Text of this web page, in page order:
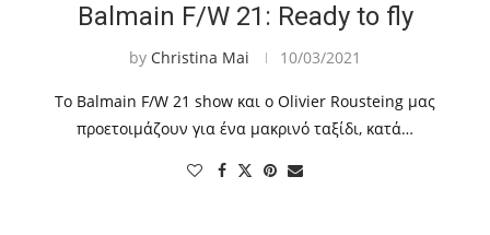
Balmain F/W 21: Ready to fly
by Christina Mai 10/03/2021
Το Balmain F/W 21 show και ο Olivier Rousteing μας
προετοιμάζουν για ένα μακρινό ταξίδι, κατά…